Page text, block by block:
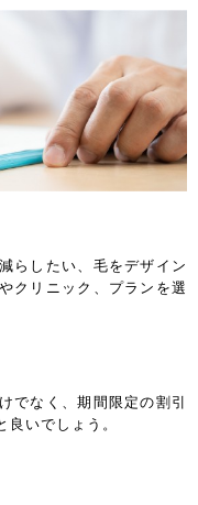
らしたい、毛をデザイン
クリニック、プランを選
でなく、期間限定の割引
いでしょう。